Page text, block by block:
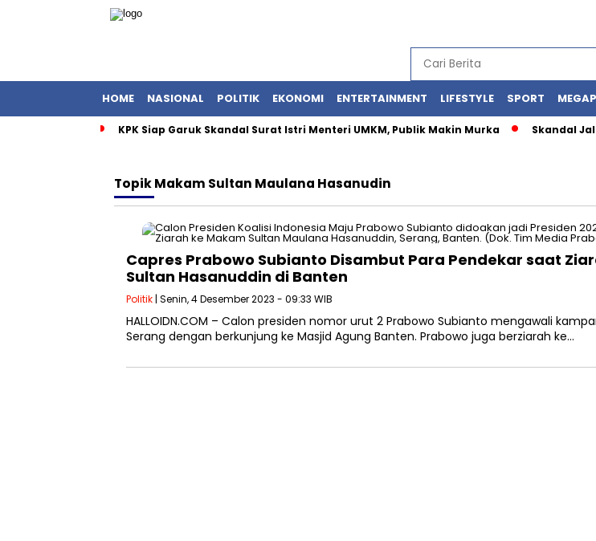
HOME NASIONAL POLITIK EKONOMI ENTERTAINMENT LIFESTYLE SPORT
KPK Siap Garuk Skandal Surat Istri Menteri UMKM, Publik Makin Murka Skandal
TopikMakam Sultan Maulana Hasanudin
Capres Prabowo Subianto Disambut Para Pendekar saat
Sultan Hasanuddin di Banten
Politik | Senin, 4 Desember 2023 - 09:33 WIB
HALLOIDN.COM – Calon presiden nomor urut 2 Prabowo Subianto mengawali
Serang dengan berkunjung ke Masjid Agung Banten. Prabowo juga berziarah ke…